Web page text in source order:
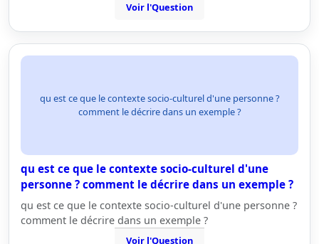
Voir l'Question
qu est ce que le contexte socio-culturel d'une personne ?
comment le décrire dans un exemple ?
qu est ce que le contexte socio-culturel d'une
personne ? comment le décrire dans un exemple ?
qu est ce que le contexte socio-culturel d'une personne ?
comment le décrire dans un exemple ?
Voir l'Question